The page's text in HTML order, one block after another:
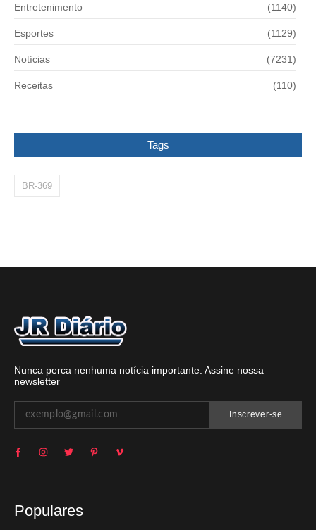
Entretenimento (1140)
Esportes (1129)
Notícias (7231)
Receitas (110)
Tags
BR-369
Nunca perca nenhuma notícia importante. Assine nossa
newsletter
Inscrever-se
Populares